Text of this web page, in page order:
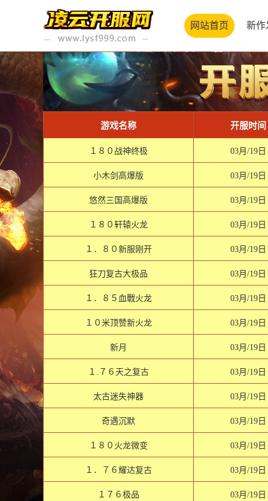
网站首页 新作
游戏名称 开服时间
１８０战神终极 03月/19日
小木剑高爆版 03月/19日
悠然三国高爆版 03月/19日
１８０轩辕火龙 03月/19日
１．８０新服刚开 03月/19日
狂刀复古大极品 03月/19日
１．８５血戰火龙 03月/19日
１０米顶赞新火龙 03月/19日
新月 03月/19日
１.７６天之复古 03月/19日
太古迷失神器 03月/19日
奇遇沉默 03月/19日
１８０火龙微变 03月/19日
１．７６耀达复古 03月/19日
１７６极品 03月/19日